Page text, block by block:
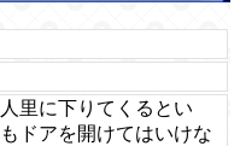
里に下りてくるとい
ドアを開けてはいけな